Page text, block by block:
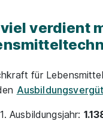
verdient
für
Ausbildungsjahr: